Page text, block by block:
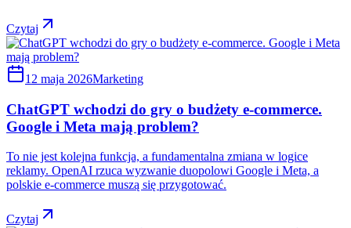
Czytaj
12 maja 2026Marketing
ChatGPT wchodzi do gry o budżety e-commerce.
Google i Meta mają problem?
To nie jest kolejna funkcja, a fundamentalna zmiana w logice
reklamy. OpenAI rzuca wyzwanie duopolowi Google i Meta, a
polskie e-commerce muszą się przygotować.
Czytaj